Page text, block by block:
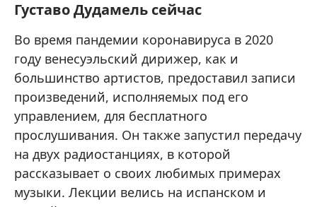
Густаво Дудамель сейчас
Во время пандемии коронавируса в 2020
году венесуэльский дирижер, как и
большинство артистов, предоставил записи
произведений, исполняемых под его
управлением, для бесплатного
прослушивания. Он также запустил передачу
на двух радиостанциях, в которой
рассказывает о своих любимых примерах
музыки. Лекции велись на испанском и